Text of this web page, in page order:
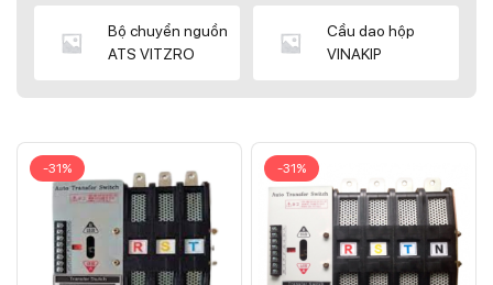
Bộ chuyển nguồn
ATS VITZRO
Cầu dao hộp
VINAKIP
-31% -31%